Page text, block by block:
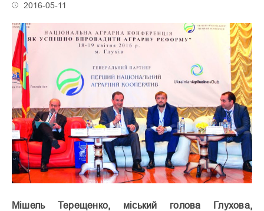
2016-05-11
Мішель Терещенко, міський голова Глухова,